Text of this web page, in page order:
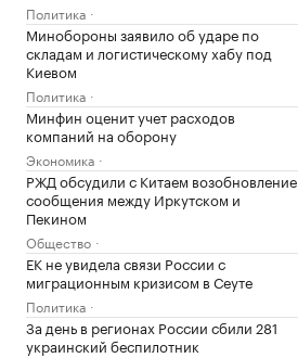
Политика
Минобороны заявило об ударе по
складам и логистическому хабу под
Киевом
Политика
Минфин оценит учет расходов
компаний на оборону
Экономика
РЖД обсудили с Китаем возобновление
сообщения между Иркутском и
Пекином
Общество
ЕК не увидела связи России с
миграционным кризисом в Сеуте
Политика
За день в регионах России сбили 281
украинский беспилотник